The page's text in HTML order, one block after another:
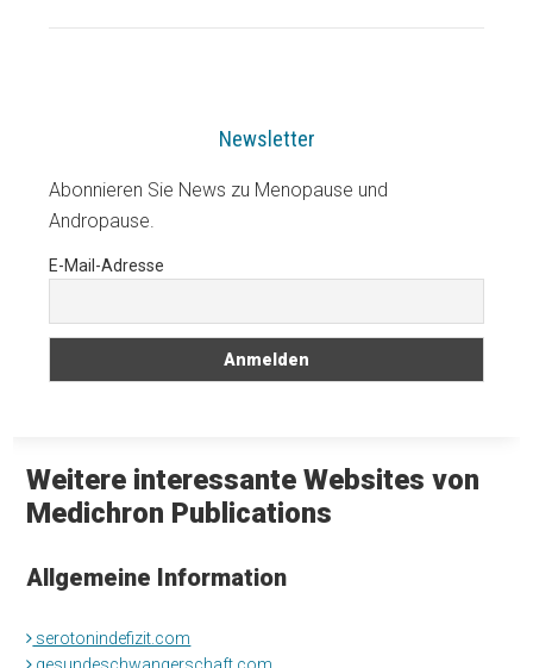
Newsletter
Abonnieren Sie News zu Menopause und
Andropause.
E-Mail-Adresse
Weitere interessante Websites von
Medichron Publications
Allgemeine Information
serotonindefizit.com
gesundeschwangerschaft.com